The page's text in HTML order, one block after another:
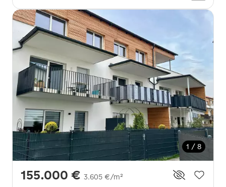
1 / 8
155.000 € 3.605 €/m²